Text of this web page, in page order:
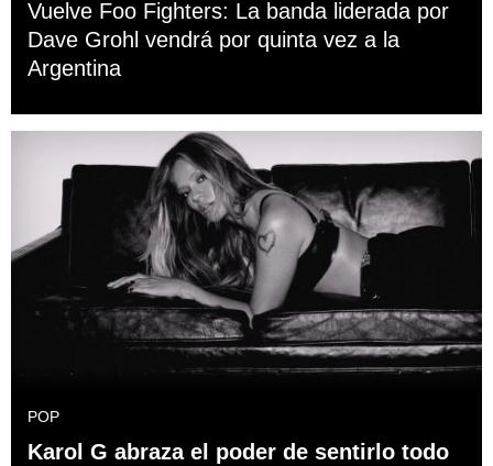
Vuelve Foo Fighters: La banda liderada por
Dave Grohl vendrá por quinta vez a la
Argentina
POP
Karol G abraza el poder de sentirlo todo